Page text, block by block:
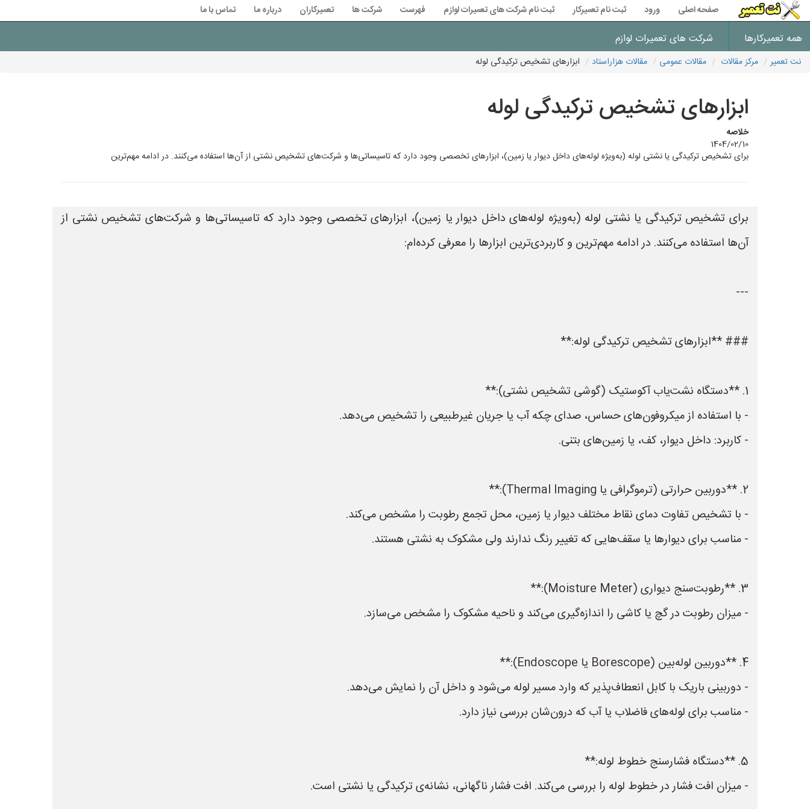
صفحه اصلی ورود ثبت نام تعمیرکار ثبت نام شرکت های تعمیرات لوازم فهرست شرکت ها تعمیرکاران درباره ما تماس با ما
همه تعمیرکارها شرکت های تعمیرات لوازم
نت تعمیر مرکز مقالات مقالات عمومی مقالات هزاراستاد ابزارهای تشخیص ترکیدگی لوله
ابزارهای تشخیص ترکیدگی لوله
خلاصه
1404/02/10
برای تشخیص ترکیدگی یا نشتی لوله (به‌ویژه لوله‌های داخل دیوار یا زمین)، ابزارهای تخصصی وجود دارد که تاسیساتی‌ها و شرکت‌های تشخیص نشتی از آن‌ها استفاده می‌کنند. در ادامه مهم‌ترین
برای تشخیص ترکیدگی یا نشتی لوله (به‌ویژه لوله‌های داخل دیوار یا زمین)، ابزارهای تخصصی وجود دارد که تاسیساتی‌ها و شرکت‌های تشخیص نشتی از
آن‌ها استفاده می‌کنند. در ادامه مهم‌ترین و کاربردی‌ترین ابزارها را معرفی کرده‌ام:
---
### **ابزارهای تشخیص ترکیدگی لوله:**
1. **دستگاه نشت‌یاب آکوستیک (گوشی تشخیص نشتی):**
- با استفاده از میکروفون‌های حساس، صدای چکه آب یا جریان غیرطبیعی را تشخیص می‌دهد.
- کاربرد: داخل دیوار، کف، یا زمین‌های بتنی.
2. **دوربین حرارتی (ترموگرافی یا Thermal Imaging):**
- با تشخیص تفاوت دمای نقاط مختلف دیوار یا زمین، محل تجمع رطوبت را مشخص می‌کند.
- مناسب برای دیوارها یا سقف‌هایی که تغییر رنگ ندارند ولی مشکوک به نشتی هستند.
3. **رطوبت‌سنج دیواری (Moisture Meter):**
- میزان رطوبت در گچ یا کاشی را اندازه‌گیری می‌کند و ناحیه مشکوک را مشخص می‌سازد.
4. **دوربین لوله‌بین (Borescope یا Endoscope):**
- دوربینی باریک با کابل انعطاف‌پذیر که وارد مسیر لوله می‌شود و داخل آن را نمایش می‌دهد.
- مناسب برای لوله‌های فاضلاب یا آب که درون‌شان بررسی نیاز دارد.
5. **دستگاه فشارسنج خطوط لوله:**
- میزان افت فشار در خطوط لوله را بررسی می‌کند. افت فشار ناگهانی، نشانه‌ی ترکیدگی یا نشتی است.